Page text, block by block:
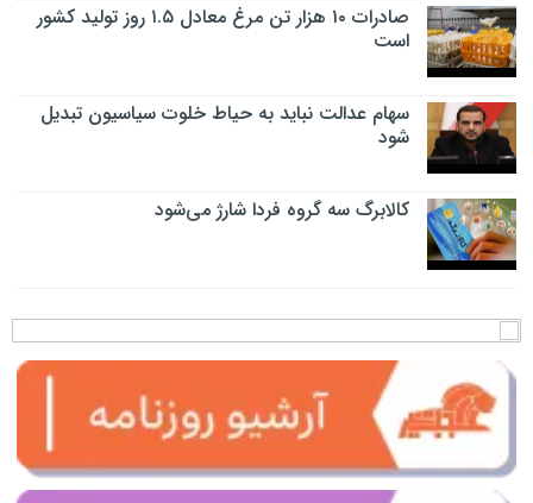
صادرات ۱۰ هزار تن مرغ معادل ۱.۵ روز تولید کشور
است
سهام عدالت نباید به حیاط خلوت سیاسیون تبدیل
شود
کالابرگ سه گروه فردا شارژ می‌شود